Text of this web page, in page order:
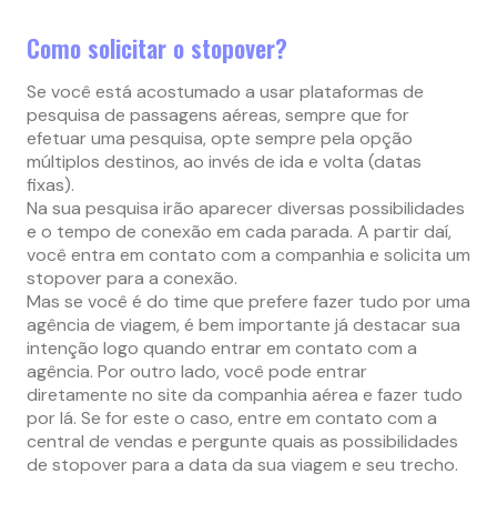
Como solicitar o stopover?
Se você está acostumado a usar plataformas de
pesquisa de passagens aéreas, sempre que for
efetuar uma pesquisa, opte sempre pela opção
múltiplos destinos, ao invés de ida e volta (datas
fixas).
Na sua pesquisa irão aparecer diversas possibilidades
e o tempo de conexão em cada parada. A partir daí,
você entra em contato com a companhia e solicita um
stopover para a conexão.
Mas se você é do time que prefere fazer tudo por uma
agência de viagem, é bem importante já destacar sua
intenção logo quando entrar em contato com a
agência. Por outro lado, você pode entrar
diretamente no site da companhia aérea e fazer tudo
por lá. Se for este o caso, entre em contato com a
central de vendas e pergunte quais as possibilidades
de stopover para a data da sua viagem e seu trecho.